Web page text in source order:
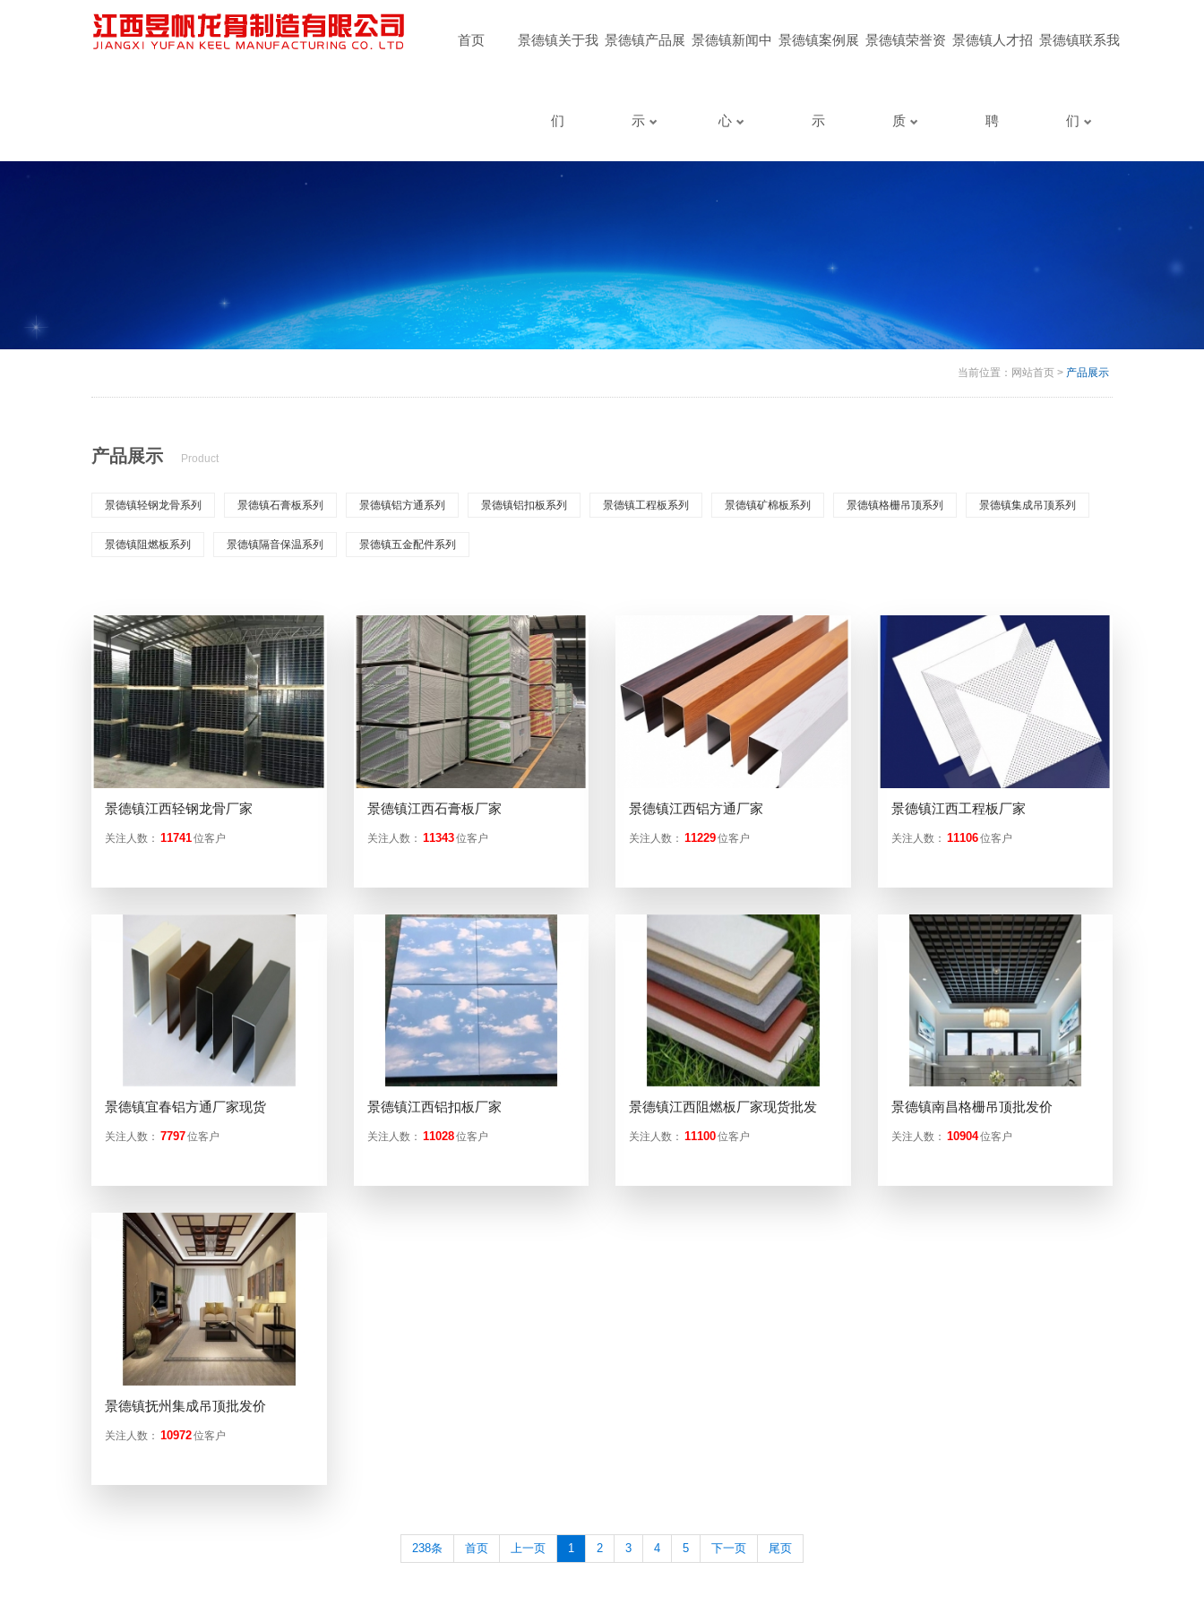
首页 景德镇关于我
们
景德镇产品展
示
景德镇新闻中
心
景德镇案例展
示
景德镇荣誉资
质
景德镇人才招
聘
景德镇联系我
们
当前位置： 网站首页 > 产品展示
产品展示 Product
景德镇轻钢龙骨系列 景德镇石膏板系列 景德镇铝方通系列 景德镇铝扣板系列 景德镇工程板系列 景德镇矿棉板系列 景德镇格栅吊顶系列 景德镇集成吊顶系列
景德镇阻燃板系列 景德镇隔音保温系列 景德镇五金配件系列
景德镇江西轻钢龙骨厂家
关注人数： 11741位客户
景德镇江西石膏板厂家
关注人数： 11343位客户
景德镇江西铝方通厂家
关注人数： 11229位客户
景德镇江西工程板厂家
关注人数： 11106位客户
景德镇宜春铝方通厂家现货
关注人数： 7797位客户
景德镇江西铝扣板厂家
关注人数： 11028位客户
景德镇江西阻燃板厂家现货批发
关注人数： 11100位客户
景德镇南昌格栅吊顶批发价
关注人数： 10904位客户
景德镇抚州集成吊顶批发价
关注人数： 10972位客户
238条 首页 上一页 1 2 3 4 5 下一页 尾页